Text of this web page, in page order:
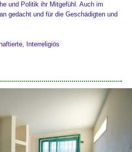
und Politik ihr Mitgefühl. Auch im
gedacht und für die Geschädigten und
Interreligiös